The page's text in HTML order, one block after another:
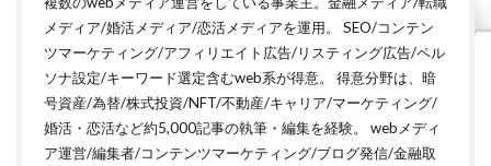
メディア/婚活メディア/恋活メディアを運用。 SEO/コンテン
ツマーケティング/アフィリエイト広告/リスティング広告/ペル
ソナ設定/キーワード選定含むweb系が得意。 得意分野は、暗
号資産/為替/株式投資/NFT/不動産/キャリア/マーケティング/
婚活・恋活など約5,000記事の執筆・編集を経験。 webメディ
ア運営/編集者/コンテンツマーケティング/ブログ発信/金融取